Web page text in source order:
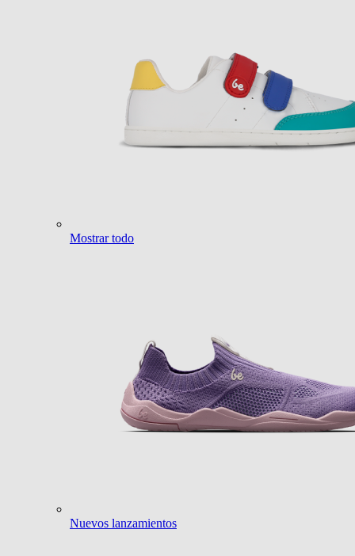
Mostrar todo
Nuevos lanzamientos